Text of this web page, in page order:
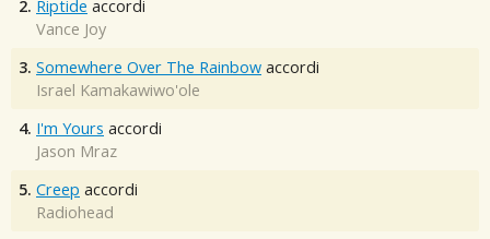
2. Riptide accordi
Vance Joy
3. Somewhere Over The Rainbow accordi
Israel Kamakawiwo'ole
4. I'm Yours accordi
Jason Mraz
5. Creep accordi
Radiohead